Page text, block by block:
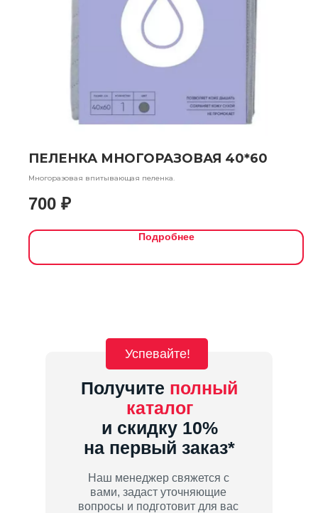
ПЕЛЕНКА МНОГОРАЗОВАЯ 40*60
Многоразовая впитывающая пеленка.
700 ₽
Подробнее
Успевайте!
Наш менеджер свяжется с
вами, задаст уточняющие
вопросы и подготовит для вас
Получите полный
каталог
и скидку 10%
на первый заказ*